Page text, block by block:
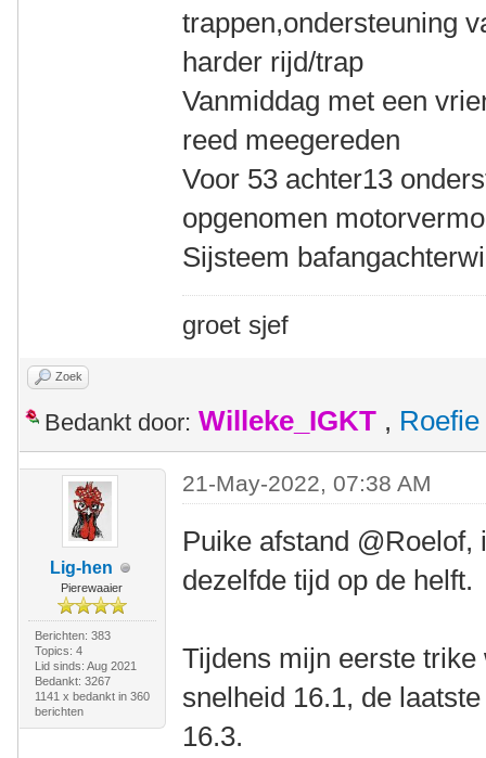
trappen,ondersteuning
harder rijd/trap
Vanmiddag met een
reed meegereden
Voor 53 achter13
opgenomen
Sijsteem
groet sjef
Zoek
Bedankt door: Willeke_IGKT , Roefie
Lig-hen
Pierewaaier
Berichten: 383
Topics: 4
Lid sinds: Aug 2021
Bedankt: 3267
1141 x bedankt in 360
berichten
21-May-2022, 07:38 AM
Puike afstand
dezelfde tijd op de helft.
Tijdens mijn eerste
snelheid 16.1, de
16.3.